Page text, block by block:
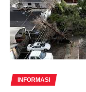
INFORMASI